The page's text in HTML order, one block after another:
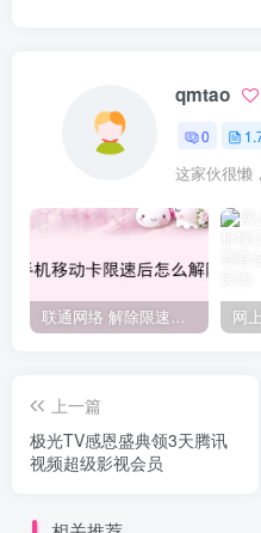
qmtao
0
这家伙很懒
联通网络 解除限速方法参考！畅享、畅玩、老白干等及其它地区自测了
上一篇
极光TV感恩盛典领3天腾讯
视频超级影视会员